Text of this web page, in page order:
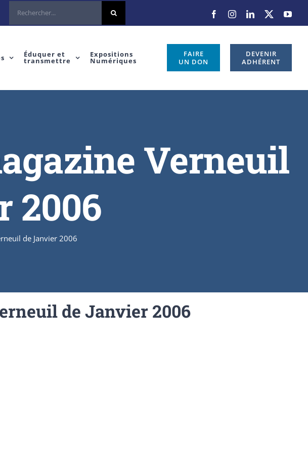
Éduquer et
transmettre
Expositions
Numériques
FAIRE
UN DON
DEVENIR
ADHÉRENT
Verneuil
2006
de Janvier 2006
de Janvier 2006